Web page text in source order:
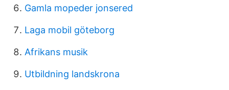
Gamla mopeder jonsered
Laga mobil göteborg
Afrikans musik
Utbildning landskrona